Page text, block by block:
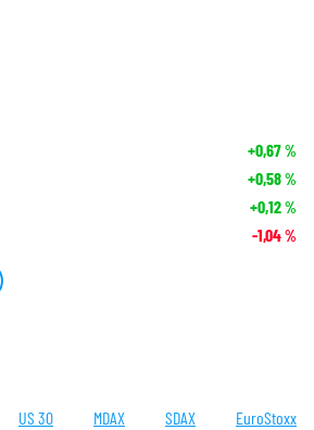
+0,67%
+0,58%
+0,12%
-1,04%
US 30 MDAX SDAX EuroStoxx